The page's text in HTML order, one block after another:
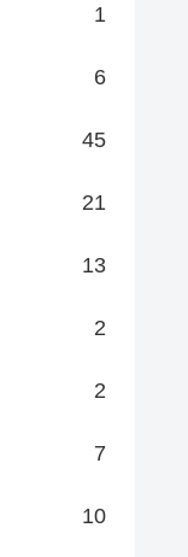
1
6
45
21
13
2
2
7
10